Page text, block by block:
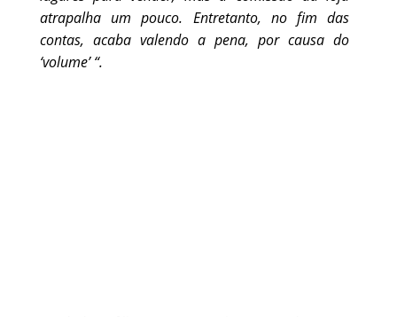
atrapalha um pouco. Entretanto, no fim das
contas, acaba valendo a pena, por causa do
‘volume’ “.